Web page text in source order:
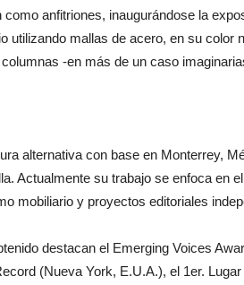
como anfitriones, inaugurándose la
utilizando mallas de acero, en su
-en más de un caso
alternativa con base en Monterrey,
Actualmente su trabajo se enfoca en
mobiliario y proyectos editoriales
destacan el Emerging Voices
(Nueva York, E.U.A.), el 1er.